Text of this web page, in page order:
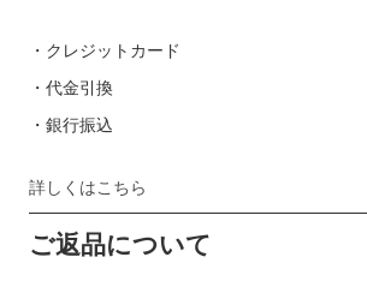
・クレジットカード
・代金引換
・銀行振込
詳しくはこちら
ご返品について